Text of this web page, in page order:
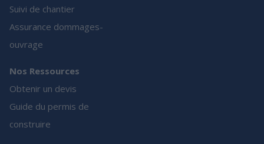
Suivi de chantier
Assurance dommages-
ouvrage
Nos Ressources
Obtenir un devis
Guide du permis de
construire